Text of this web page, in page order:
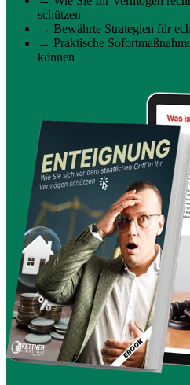
schützen
→ Bewährte Strategien für
→ Praktische
können